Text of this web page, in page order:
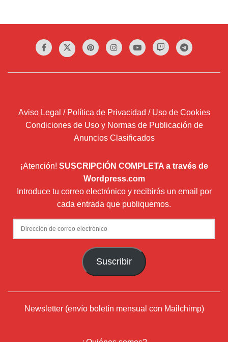
Aviso Legal / Política de Privacidad / Uso de Cookies
Condiciones de Uso y Normas de Publicación de
Anuncios Clasificados
¡Atención! SUSCRIPCIÓN COMPLETA a través de
Wordpress.com
Introduce tu correo electrónico y recibirás un email por
cada entrada que publiquemos.
Dirección
de
Suscribir
Newsletter (envío boletín mensual con Mailchimp)